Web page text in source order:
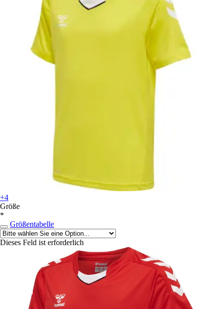
+4
Größe
*
Größentabelle
Dieses Feld ist erforderlich